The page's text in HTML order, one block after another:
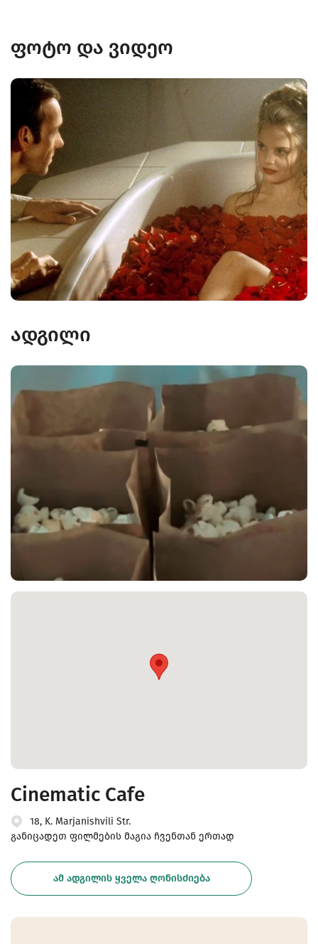
ფოტო და ვიდეო
ადგილი
Cinematic Cafe
18, K. Marjanishvili Str.
განიცადეთ ფილმების მაგია ჩვენთან ერთად
ᲐᲛ ᲐᲓᲒᲘᲚᲘᲡ ᲧᲕᲔᲚᲐ ᲦᲝᲜᲘᲡᲫᲘᲔᲑᲐ